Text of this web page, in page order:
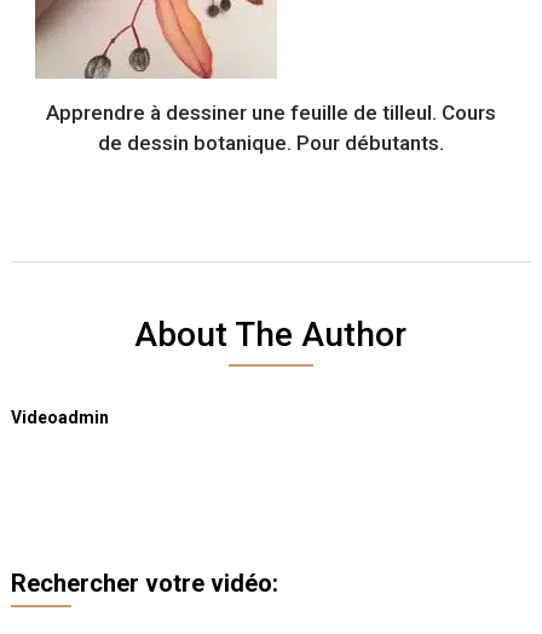
Apprendre à dessiner une feuille de tilleul. Cours
de dessin botanique. Pour débutants.
About The Author
Videoadmin
Rechercher votre vidéo: